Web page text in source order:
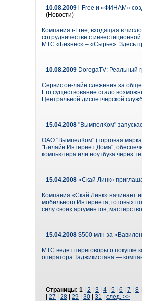
10.08.2009 i-Free и «ФИНАМ»
(Новости)
Компания i-Free, входящая в
сотрудничестве с
МТС «Бизнес» – «Сырье». Здесь
10.08.2009 DorogaTV: Реальный
Сервис он-лайн слежения за
Его существование стало
Центральной диспетчерской
15.04.2008 "ВымпелКом"
ОАО "ВымпелКом" (торговая марка
"Билайн Интернет Дома",
компьютера или ноутбука через
15.04.2008 «Скай Линк»
Компания «Скай Линк» начинает
мобильного Интернета, готовых
силу своих аргументов,
15.04.2008 $500 млн за
МТС ведет переговоры о покупке
оператора Таджикистана —
Страницы: 1 2 3 4 5 6 7 8
27 28 29 30 31 след. >>